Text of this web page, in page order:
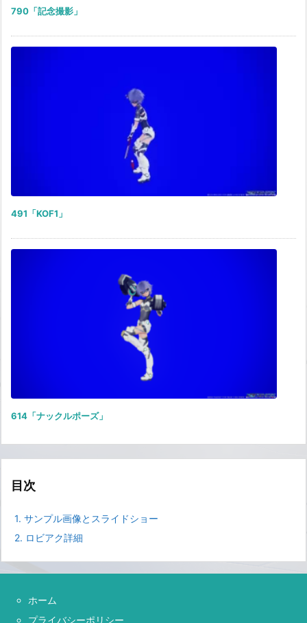
790「記念撮影」
491「KOF1」
614「ナックルポーズ」
目次
1. サンプル画像とスライドショー
2. ロビアク詳細
ホーム
プライバシーポリシー